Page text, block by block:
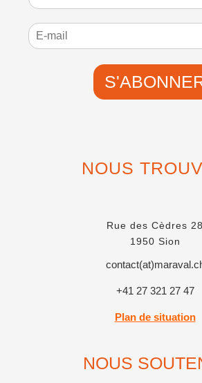
n
m
NOUS
Rue des Cèdres 28
1950 Sion
+41 27 321 27 47
Plan de situation
NOUS